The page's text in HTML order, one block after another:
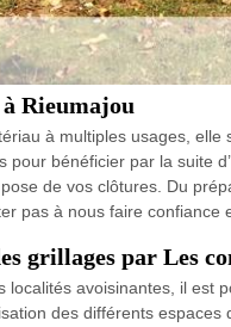
Rieumajou
à multiples usages,
pour bénéficier par la suite
de vos clôtures. Du
pas à nous faire
grillages par Les
localités avoisinantes, il est
des différents